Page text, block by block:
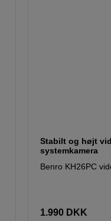
Stabilt og højt
systemkamera
Benro KH26PC
1.990 DKK